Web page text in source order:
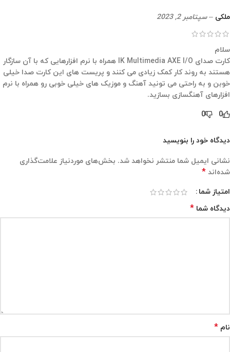
ملکی – سپتامبر 2, 2023
سلام
کارت صدای IK Multimedia AXE I/O همراه با نرم افزارهایی که با آن سازگار
هستند به روند کار کمک زیادی می کنند و پریست های این کارت صدا خیلی
خوبن و به راحتی می تونید آهنگ و موزیک های خیلی خوبی رو همراه با نرم
افزارهای آهنگسازی بسازید.
0
0
دیدگاه خود را بنویسید
نشانی ایمیل شما منتشر نخواهد شد. بخش‌های موردنیاز علامت‌گذاری
شده‌اند *
امتیاز شما
دیدگاه شما *
نام *